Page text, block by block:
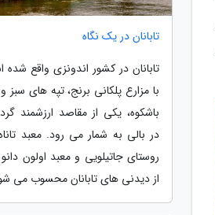
تابانان در یک نگاه
تابانان در کشور اندونزی واقع
با مزارع پلکانی برنج، تپه های سبز
باشکوه، یکی از مقاصد ارزشمند
در بالی به شمار می رود. معبد
روستای جاتیلویی و معبد اولون دانو
از دیدنی های تابانان محسوب می